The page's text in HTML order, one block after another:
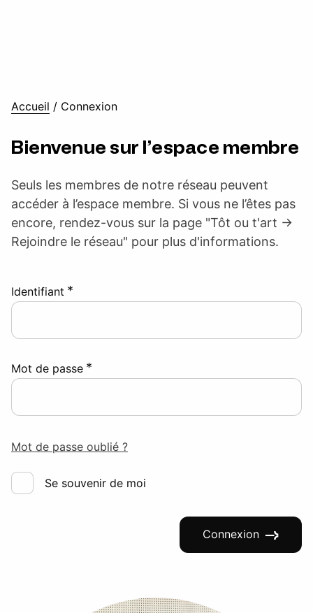
Accueil / Connexion
Bienvenue sur l’espace membre
Seuls les membres de notre réseau peuvent
accéder à l’espace membre. Si vous ne l’êtes pas
encore, rendez-vous sur la page "Tôt ou t'art ->
Rejoindre le réseau" pour plus d'informations.
Identifiant *
Mot de passe *
Mot de passe oublié ?
Se souvenir de moi
Connexion